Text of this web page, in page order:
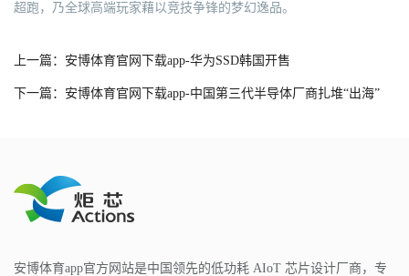
超跑，乃全球高端玩家藉以竞技争锋的梦幻逸品。
上一篇：安博体育官网下载app-华为SSD韩国开售
下一篇：安博体育官网下载app-中国第三代半导体厂商扎堆“出海”
安博体育app官方网站是中国领先的低功耗 AIoT 芯片设计厂商，专